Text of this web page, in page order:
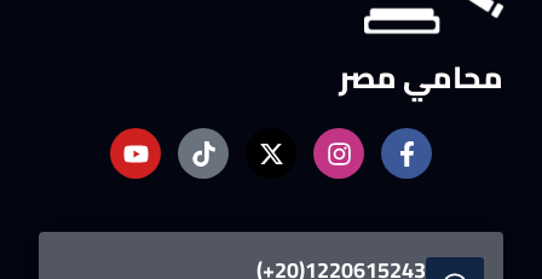
محامي مصر
1220615243(20+)